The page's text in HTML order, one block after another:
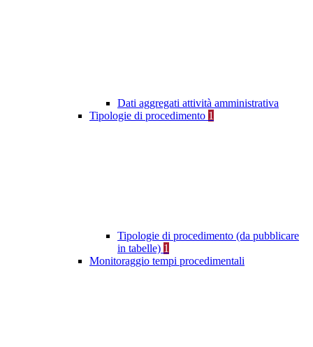
Dati aggregati attività amministrativa
Tipologie di procedimento 1
Tipologie di procedimento (da pubblicare
in tabelle) 1
Monitoraggio tempi procedimentali